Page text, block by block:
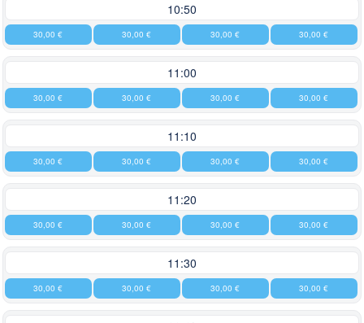
10:50
30,00 € 30,00 € 30,00 € 30,00 €
11:00
30,00 € 30,00 € 30,00 € 30,00 €
11:10
30,00 € 30,00 € 30,00 € 30,00 €
11:20
30,00 € 30,00 € 30,00 € 30,00 €
11:30
30,00 € 30,00 € 30,00 € 30,00 €